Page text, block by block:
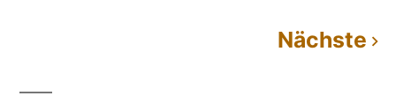
Kommentarnavigation
Nächste